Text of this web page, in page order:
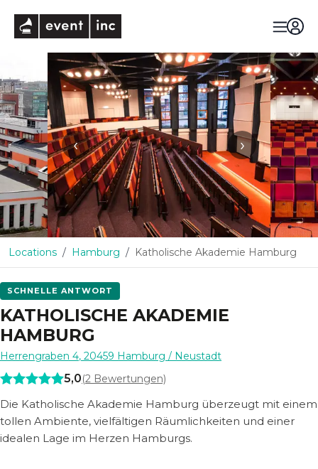
‹ ›
Locations Hamburg Katholische Akademie Hamburg
SCHNELLE ANTWORT
KATHOLISCHE AKADEMIE
HAMBURG
Herrengraben 4, 20459 Hamburg / Neustadt
5,0(2 Bewertungen)
Die Katholische Akademie Hamburg überzeugt mit einem
tollen Ambiente, vielfältigen Räumlichkeiten und einer
idealen Lage im Herzen Hamburgs.